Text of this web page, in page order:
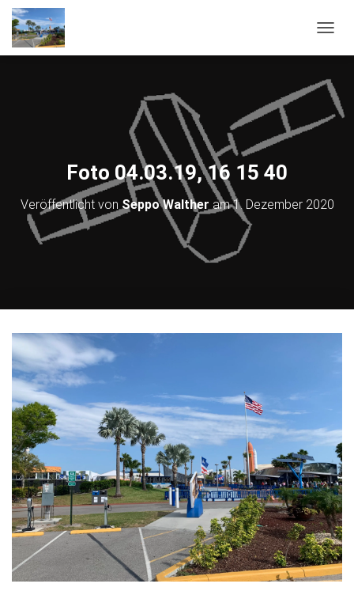
Foto 04.03.19, 16 15 40
Veröffentlicht von Seppo Walther am1. Dezember 2020